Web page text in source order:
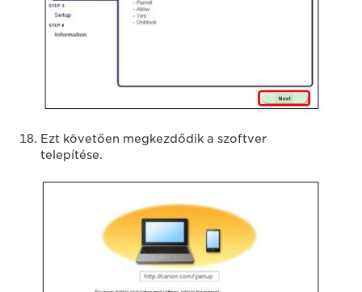
Ezt követően megkezdődik a szoftver
telepítése.